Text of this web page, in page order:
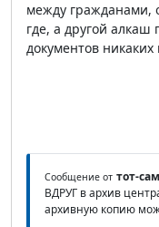
между гражданами,
где, а другой
документов
Сообщение от тот-
ВДРУГ в архив
архивную копию